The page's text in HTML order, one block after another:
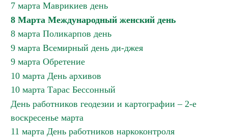
7 марта Маврикиев день
8 Марта Международный женский день
8 марта Поликарпов день
9 марта Всемирный день ди-джея
9 марта Обретение
10 марта День архивов
10 марта Тарас Бессонный
День работников геодезии и картографии – 2-е
воскресенье марта
11 марта День работников наркоконтроля